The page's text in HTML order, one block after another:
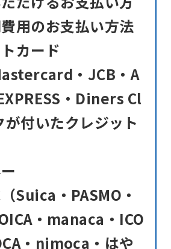
用のお支払い方法
カード
・JCB・A
・Diners Cl
付いたクレジット
（Suica・PASMO・
・manaca・ICO
・nimoca・はや